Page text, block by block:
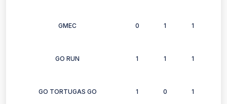
GMEC 0 1 1
GO RUN 1 1 1
GO TORTUGAS GO 1 0 1